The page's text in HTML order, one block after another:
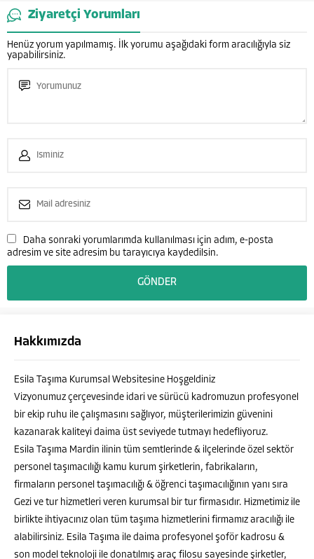
Ziyaretçi Yorumları
Henüz yorum yapılmamış. İlk yorumu aşağıdaki form aracılığıyla siz
yapabilirsiniz.
Daha sonraki yorumlarımda kullanılması için adım, e-posta
adresim ve site adresim bu tarayıcıya kaydedilsin.
Hakkımızda
Esila Taşıma Kurumsal Websitesine Hoşgeldiniz
Vizyonumuz çerçevesinde idari ve sürücü kadromuzun profesyonel
bir ekip ruhu ile çalışmasını sağlıyor, müşterilerimizin güvenini
kazanarak kaliteyi daima üst seviyede tutmayı hedefliyoruz.
Esila Taşıma Mardin ilinin tüm semtlerinde & ilçelerinde özel sektör
personel taşımacılığı kamu kurum şirketlerin, fabrikaların,
firmaların personel taşımacılığı & öğrenci taşımacılığının yanı sıra
Gezi ve tur hizmetleri veren kurumsal bir tur firmasıdır. Hizmetimiz ile
birlikte ihtiyacınız olan tüm taşıma hizmetlerini firmamız aracılığı ile
alabilirsiniz. Esila Taşıma ile daima profesyonel şoför kadrosu &
son model teknoloji ile donatılmış araç filosu sayesinde şirketler,
MURAT ALATAŞ